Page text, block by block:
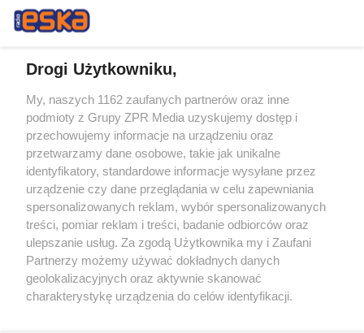
Żaden utwór zamieszczony w serwisie nie może być powielany i
rozpowszechniany lub dalej rozpowszechniany w jakikolwiek sposób (w
tym także elektroniczny lub mechaniczny) na jakimkolwiek polu
eksploatacji w jakiejkolwiek formie, włącznie z umieszczaniem w
Internecie bez pisemnej zgody właściciela praw. Jakiekolwiek użycie lub
wykorzystanie utworów w całości lub w części z naruszeniem prawa,
tzn. bez właściwej zgody, jest zabronione pod groźbą kary i może być
ścigane prawnie.
Drogi Użytkowniku,
My, naszych 1162 zaufanych partnerów oraz inne
podmioty z Grupy ZPR Media uzyskujemy dostęp i
przechowujemy informacje na urządzeniu oraz
przetwarzamy dane osobowe, takie jak unikalne
identyfikatory, standardowe informacje wysyłane przez
urządzenie czy dane przeglądania w celu zapewniania
spersonalizowanych reklam, wybór spersonalizowanych
treści, pomiar reklam i treści, badanie odbiorców oraz
ulepszanie usług. Za zgodą Użytkownika my i Zaufani
Partnerzy możemy używać dokładnych danych
geolokalizacyjnych oraz aktywnie skanować
charakterystykę urządzenia do celów identyfikacji.